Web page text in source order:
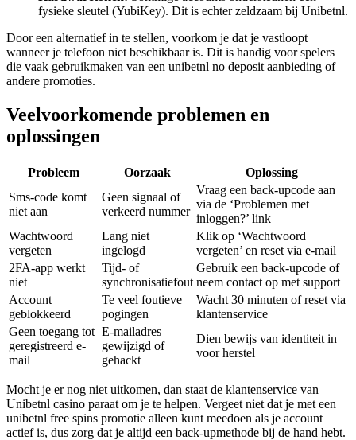
fysieke sleutel (YubiKey). Dit is echter zeldzaam bij Unibetnl.
Door een alternatief in te stellen, voorkom je dat je vastloopt
wanneer je telefoon niet beschikbaar is. Dit is handig voor spelers
die vaak gebruikmaken van een unibetnl no deposit aanbieding of
andere promoties.
Veelvoorkomende problemen en
oplossingen
Probleem Oorzaak
Oplossing
Sms-code komt
niet aan
Geen signaal of
verkeerd nummer
Vraag een back-upcode aan
via de ‘Problemen met
inloggen?’ link
Wachtwoord
vergeten
Lang niet
ingelogd
Klik op ‘Wachtwoord
vergeten’ en reset via e-mail
2FA-app werkt
niet
Tijd- of
synchronisatiefout
Gebruik een back-upcode of
neem contact op met support
Account
geblokkeerd
Te veel foutieve
pogingen
Wacht 30 minuten of reset via
klantenservice
Geen toegang tot
geregistreerd e-
mail
E-mailadres
gewijzigd of
gehackt
Dien bewijs van identiteit in
voor herstel
Mocht je er nog niet uitkomen, dan staat de klantenservice van
Unibetnl casino paraat om je te helpen. Vergeet niet dat je met een
unibetnl free spins promotie alleen kunt meedoen als je account
actief is, dus zorg dat je altijd een back-upmethode bij de hand hebt.